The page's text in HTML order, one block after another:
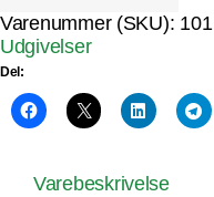
Varenummer (SKU): 101
Udgivelser
Del:
Varebeskrivelse